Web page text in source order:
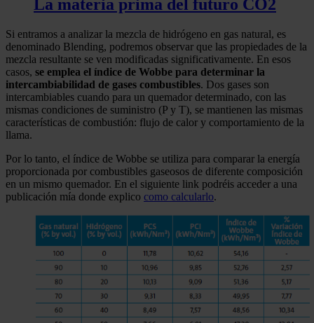
La materia prima del futuro CO2
Si entramos a analizar la mezcla de hidrógeno en gas natural, es
denominado Blending, podremos observar que las propiedades de la
mezcla resultante se ven modificadas significativamente. En esos
casos, se emplea el índice de Wobbe para determinar la
intercambiabilidad de gases combustibles. Dos gases son
intercambiables cuando para un quemador determinado, con las
mismas condiciones de suministro (P y T), se mantienen las mismas
características de combustión: flujo de calor y comportamiento de la
llama.
Por lo tanto, el índice de Wobbe se utiliza para comparar la energía
proporcionada por combustibles gaseosos de diferente composición
en un mismo quemador. En el siguiente link podréis acceder a una
publicación mía donde explico como calcularlo.